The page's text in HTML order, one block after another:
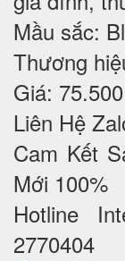
Mầu sắc:
Thương
Giá:
Liên Hệ
Cam Kết
Mới 100%
Hotline
2770404